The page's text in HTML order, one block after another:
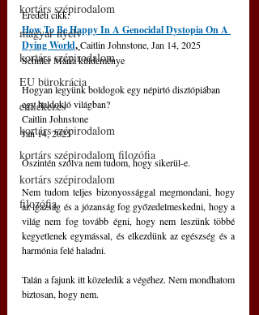
kortárs szépirodalom
magyar nyelv
kortárs szépirodalom
EU bürokrácia
emlékezés
kortárs szépirodalom
kortárs szépirodalom filozófia
kortárs szépirodalom
filozófia
Eredeti cikk:
How To Be Happy In A Genocidal Dystopia On A
Dying World, Caitlin Johnstone, Jan 14, 2025
Schiller Mária küldeménye
Hogyan legyünk boldogok egy népirtó disztópiában
egy haldokló világban?
Caitlin Johnstone
Jan 14, 2025
Őszintén szólva nem tudom, hogy sikerül-e.
Nem tudom teljes bizonyossággal megmondani, hogy
az igazság és a józanság fog győzedelmeskedni, hogy a
világ nem fog tovább égni, hogy nem leszünk többé
kegyetlenek egymással, és elkezdünk az egészség és a
harmónia felé haladni.
Talán a fajunk itt közeledik a végéhez. Nem mondhatom
biztosan, hogy nem.